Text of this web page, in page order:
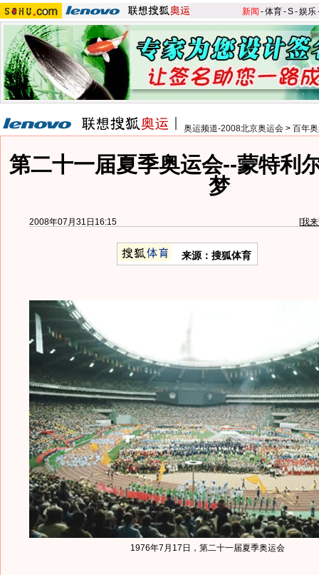
新闻 -体育-S-娱乐
奥运频道-2008北京奥运会 > 百年
第二十一届夏季奥运会--蒙特利
梦
2008年07月31日16:15 [我
来源：搜狐体育
1976年7月17日，第二十一届夏季奥运会